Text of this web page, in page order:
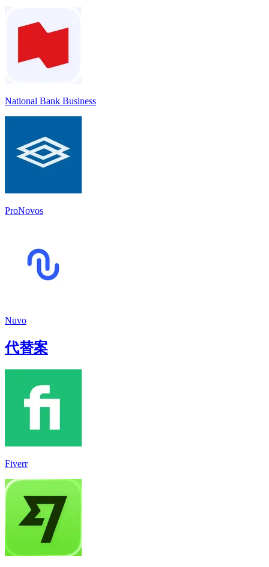
National Bank Business
ProNovos
Nuvo
代替案
Fiverr